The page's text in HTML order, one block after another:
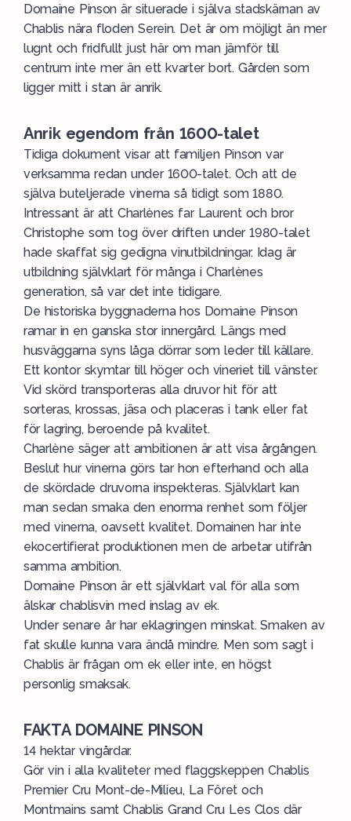
Domaine Pinson är situerade i själva stadskärnan av
Chablis nära floden Serein. Det är om möjligt än mer
lugnt och fridfullt just här om man jämför till
centrum inte mer än ett kvarter bort. Gården som
ligger mitt i stan är anrik.
Anrik egendom från 1600-talet
Tidiga dokument visar att familjen Pinson var
verksamma redan under 1600-talet. Och att de
själva buteljerade vinerna så tidigt som 1880.
Intressant är att Charlènes far Laurent och bror
Christophe som tog över driften under 1980-talet
hade skaffat sig gedigna vinutbildningar. Idag är
utbildning självklart för många i Charlènes
generation, så var det inte tidigare.
De historiska byggnaderna hos Domaine Pinson
ramar in en ganska stor innergård. Längs med
husväggarna syns låga dörrar som leder till källare.
Ett kontor skymtar till höger och vineriet till vänster.
Vid skörd transporteras alla druvor hit för att
sorteras, krossas, jäsa och placeras i tank eller fat
för lagring, beroende på kvalitet.
Charlène säger att ambitionen är att visa årgången.
Beslut hur vinerna görs tar hon efterhand och alla
de skördade druvorna inspekteras. Självklart kan
man sedan smaka den enorma renhet som följer
med vinerna, oavsett kvalitet. Domainen har inte
ekocertifierat produktionen men de arbetar utifrån
samma ambition.
Domaine Pinson är ett självklart val för alla som
älskar chablisvin med inslag av ek.
Under senare år har eklagringen minskat. Smaken av
fat skulle kunna vara ändå mindre. Men som sagt i
Chablis är frågan om ek eller inte, en högst
personlig smaksak.
FAKTA DOMAINE PINSON
14 hektar vingårdar.
Gör vin i alla kvaliteter med flaggskeppen Chablis
Premier Cru Mont-de-Milieu, La Fôret och
Montmains samt Chablis Grand Cru Les Clos där